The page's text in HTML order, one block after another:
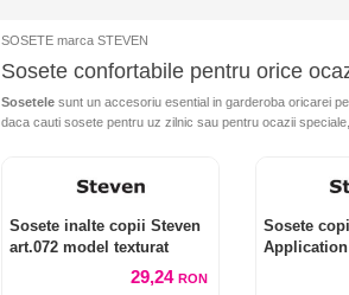
SOSETE marca STEVEN
Sosete confortabile pentru orice
Sosetele sunt un accesoriu esential in garderoba oricarei
daca cauti sosete pentru uz zilnic sau pentru ocazii
Sosete inalte copii Steven
art.072 model texturat
29,24 RON
Sosete
Application